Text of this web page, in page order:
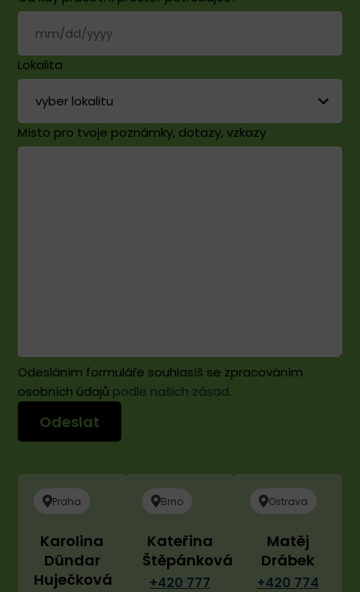
Lokalita
Místo pro tvoje poznámky, dotazy, vzkazy
Odesláním formuláře souhlasíš se zpracováním
osobních údajů podle našich zásad.
Praha
Karolina
Dündar
Huječková
Brno
Kateřina
Štěpánková
+420 777
Ostrava
Matěj
Drábek
+420 774